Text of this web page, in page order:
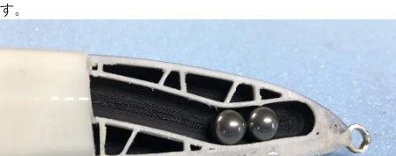
す。